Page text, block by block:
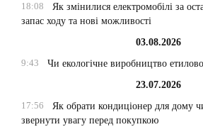
18:08
Як змінилися електромобілі за
запас ходу та нові можливості
03.08.2026
9:43
Чи екологічне виробництво
23.07.2026
17:56
Як обрати кондиціонер для дому
звернути увагу перед покупкою